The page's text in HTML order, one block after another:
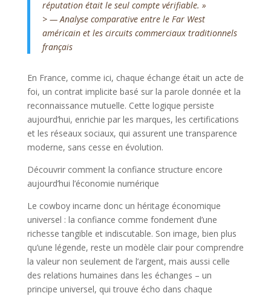
réputation était le seul compte vérifiable. »
> — Analyse comparative entre le Far West
américain et les circuits commerciaux traditionnels
français
En France, comme ici, chaque échange était un acte de
foi, un contrat implicite basé sur la parole donnée et la
reconnaissance mutuelle. Cette logique persiste
aujourd’hui, enrichie par les marques, les certifications
et les réseaux sociaux, qui assurent une transparence
moderne, sans cesse en évolution.
Découvrir comment la confiance structure encore
aujourd’hui l’économie numérique
Le cowboy incarne donc un héritage économique
universel : la confiance comme fondement d’une
richesse tangible et indiscutable. Son image, bien plus
qu’une légende, reste un modèle clair pour comprendre
la valeur non seulement de l’argent, mais aussi celle
des relations humaines dans les échanges – un
principe universel, qui trouve écho dans chaque